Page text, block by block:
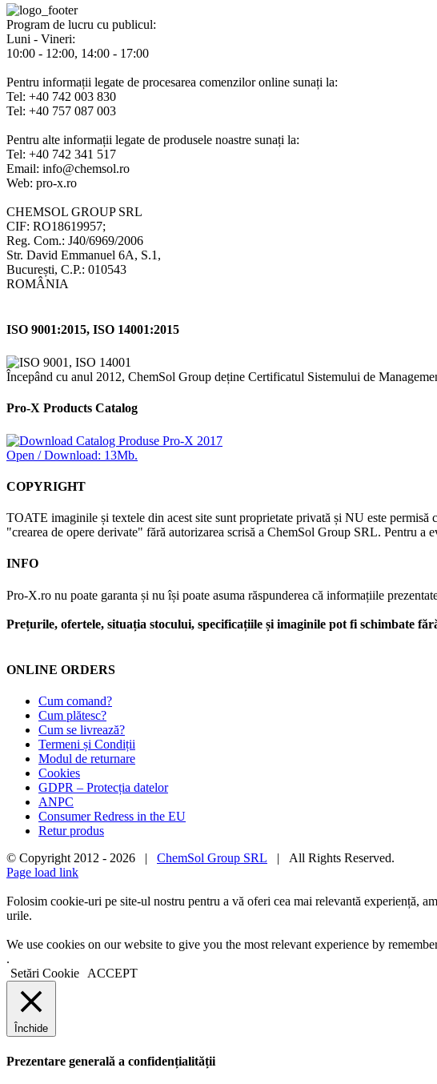
Facebook
X
Pinterest
E-
mail:
Program de lucru cu publicul:
Luni - Vineri:
10:00 - 12:00, 14:00 - 17:00
Pentru informații legate de procesarea comenzilor online sunați la:
Tel: +40 742 003 830
Tel: +40 757 087 003
Pentru alte informații legate de produsele noastre sunați la:
Tel: +40 742 341 517
Email: info@chemsol.ro
Web: pro-x.ro
CHEMSOL GROUP SRL
CIF: RO18619957;
Reg. Com.: J40/6969/2006
Str. David Emmanuel 6A, S.1,
București, C.P.: 010543
ROMÂNIA
ISO 9001:2015, ISO 14001:2015
Începând cu anul 2012, ChemSol Group deține Certificatul Sistemului de
Pro-X Products Catalog
Open / Download: 13Mb.
COPYRIGHT
TOATE imaginile și textele din acest site sunt proprietate privată și NU este
"crearea de opere derivate" fără autorizarea scrisă a ChemSol Group SRL. Pentru
INFO
Pro-X.ro nu poate garanta și nu își poate asuma răspunderea că informațiile
Prețurile, ofertele, situația stocului, specificațiile și imaginile pot fi schimbate
ONLINE ORDERS
Cum comand?
Cum plătesc?
Cum se livrează?
Termeni și Condiții
Modul de returnare
Cookies
GDPR – Protecția datelor
ANPC
Consumer Redress in the EU
Retur produs
© Copyright 2012 - 2026 | ChemSol Group SRL | All Rights Reserved.
Page load link
Folosim cookie-uri pe site-ul nostru pentru a vă oferi cea mai relevantă experiență,
urile.
We use cookies on our website to give you the most relevant experience by
.
Setări Cookie
ACCEPT
Închide
Prezentare generală a confidențialității